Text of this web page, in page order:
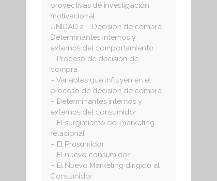
proyectivas de investigación
motivacional
UNIDAD 2 – Decisión de compra.
Determinantes internos y
externos del comportamiento
– Proceso de decisión de
compra
– Variables que influyen en el
proceso de decisión de compra
– Determinantes internos y
externos del consumidor
– El surgimiento del marketing
relacional
– El Prosumidor
– El nuevo consumidor
– El Nuevo Marketing dirigido al
Consumidor